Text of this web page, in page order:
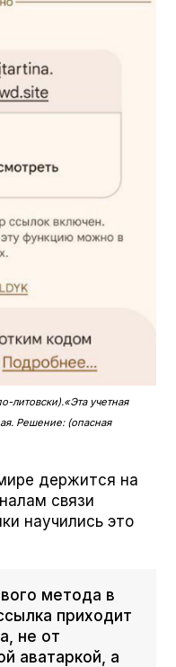
литовски).«Эта учетная
Решение: (опасная
держится на
связи
научились это
метода в
приходит
не от
аватаркой, а